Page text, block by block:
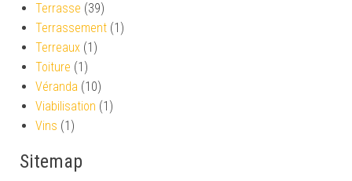
Terrasse (39)
Terrassement (1)
Terreaux (1)
Toiture (1)
Véranda (10)
Viabilisation (1)
Vins (1)
Sitemap